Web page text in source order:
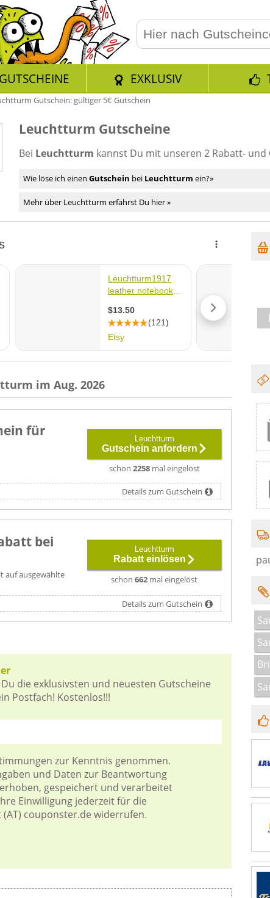
EXKLUSIV
Gutschein: gültiger 5€ Gutschein
Leuchtturm Gutscheine
Bei Leuchtturm kannst Du mit unseren 2 Rabatt- und
Wie löse ich einen Gutschein bei Leuchtturm ein?»
Mehr über Leuchtturm erfährst Du hier »
im Aug. 2026
für Leuchtturm
Gutschein anfordern
schon 2258mal eingelöst
Details zum Gutschein
bei
auf ausgewählte
Leuchtturm
Rabatt einlösen
schon 662 mal eingelöst
Details zum Gutschein
die exklusivsten und neuesten Gutscheine
Postfach! Kostenlos!!!
zur Kenntnis genommen.
und Daten zur Beantwortung
gespeichert und verarbeitet
Einwilligung jederzeit für die
couponster.de widerrufen.